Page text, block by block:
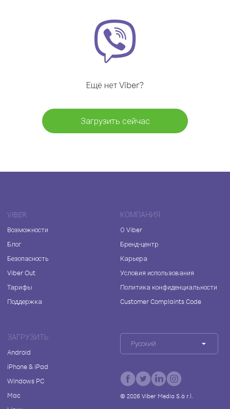
Ещё нет Viber?
Загрузить сейчас
VIBER
Возможности
Блог
Безопасность
Viber Out
Тарифы
Поддержка
КОМПАНИЯ
О Viber
Бренд-центр
Карьера
Условия использования
Политика конфиденциальности
Customer Complaints Code
ЗАГРУЗИТЬ
Android
iPhone & iPad
Windows PC
Mac
Русский
© 2026Viber Media S.à r.l.